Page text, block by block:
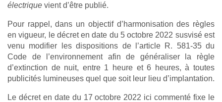
électrique vient d’être publié.
Pour rappel, dans un objectif d’harmonisation des règles
en vigueur, le décret en date du 5 octobre 2022 susvisé est
venu modifier les dispositions de l’article R. 581-35 du
Code de l’environnement afin de généraliser la règle
d’extinction de nuit, entre 1 heure et 6 heures, à toutes
publicités lumineuses quel que soit leur lieu d’implantation.
Le décret en date du 17 octobre 2022 ici commenté fixe le